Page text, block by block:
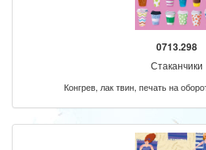
0713.298
Стаканчики
Конгрев, лак твин, печать на